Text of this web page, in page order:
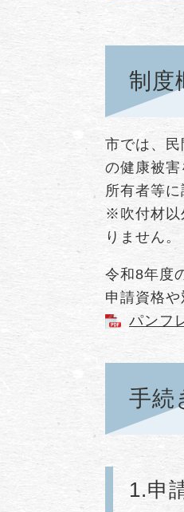
制度
市では、
の健康被
所有者等に
※吹付材以
りません。
令和8年度
申請資格
パンフ
手続
1.申